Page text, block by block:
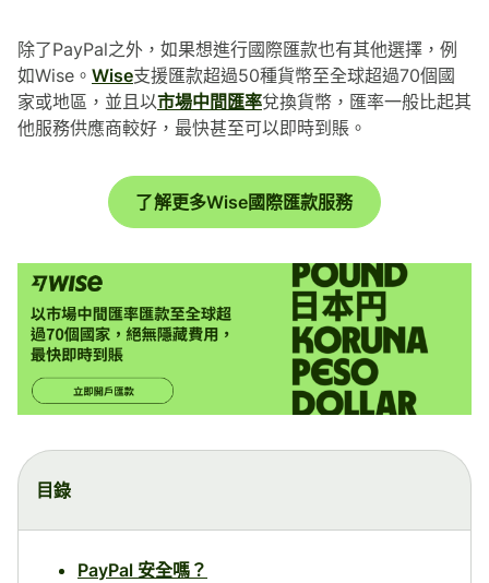
除了PayPal之外，如果想進行國際匯款也有其他選擇，例
如Wise。 Wise支援匯款超過50種貨幣至全球超過70個國
家或地區，並且以市場中間匯率兌換貨幣，匯率一般比起其
他服務供應商較好，最快甚至可以即時到賬。
了解更多Wise國際匯款服務
目錄
PayPal 安全嗎？